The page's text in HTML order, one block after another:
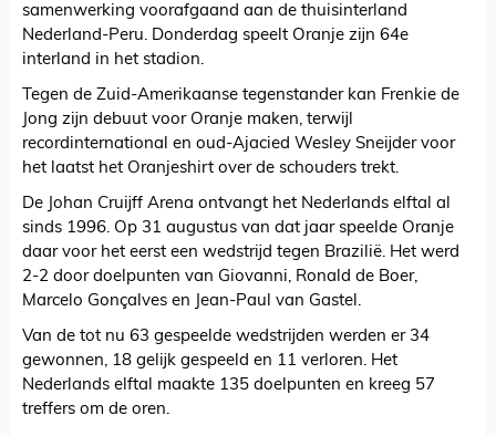
samenwerking voorafgaand aan de thuisinterland
Nederland-Peru. Donderdag speelt Oranje zijn 64e
interland in het stadion.
Tegen de Zuid-Amerikaanse tegenstander kan Frenkie de
Jong zijn debuut voor Oranje maken, terwijl
recordinternational en oud-Ajacied Wesley Sneijder voor
het laatst het Oranjeshirt over de schouders trekt.
De Johan Cruijff Arena ontvangt het Nederlands elftal al
sinds 1996. Op 31 augustus van dat jaar speelde Oranje
daar voor het eerst een wedstrijd tegen Brazilië. Het werd
2-2 door doelpunten van Giovanni, Ronald de Boer,
Marcelo Gonçalves en Jean-Paul van Gastel.
Van de tot nu 63 gespeelde wedstrijden werden er 34
gewonnen, 18 gelijk gespeeld en 11 verloren. Het
Nederlands elftal maakte 135 doelpunten en kreeg 57
treffers om de oren.